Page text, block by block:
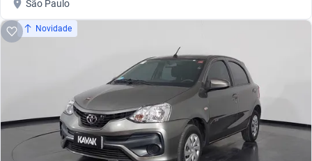
São Paulo
Novidade